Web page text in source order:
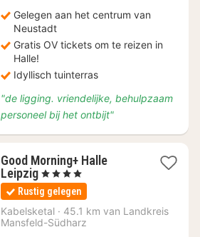
Gelegen aan het centrum van
Neustadt
Gratis OV tickets om te reizen in
Halle!
Idyllisch tuinterras
"de ligging. vriendelijke, behulpzaam
personeel bij het ontbijt"
Good Morning+ Halle
Leipzig2
nachten
vanaf
€
64,35
, 4 Sterren
Rustig gelegen
Kabelsketal · 45.1 km van Landkreis
Mansfeld-Südharz